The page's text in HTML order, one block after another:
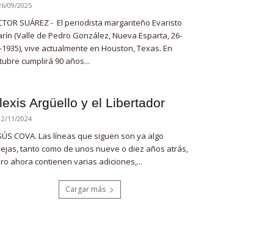
09/2025
SUÁREZ - El periodista margariteño Evaristo
(Valle de Pedro González, Nueva Esparta, 26-
1935), vive actualmente en Houston, Texas. En
cumplirá 90 años...
Argüello y el Libertador
11/2024
COVA. Las líneas que siguen son ya algo
tanto como de unos nueve o diez años atrás,
ahora contienen varias adiciones,...
Cargar más